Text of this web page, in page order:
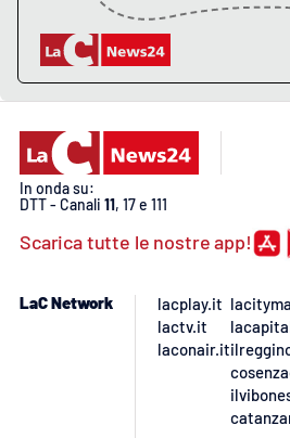
Lactv.it
Laconair.it
Lacapitalenews.it
Ilreggino.it
Cosenzachannel.it
In onda su:
DTT - Canali 11, 17 e 111
Scarica tutte le nostre app!
LaC Network
lacplay.it
lactv.it
laconair.it